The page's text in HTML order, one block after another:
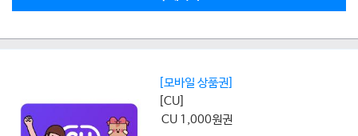
[모바일 상품권]
[CU]
CU 1,000원권